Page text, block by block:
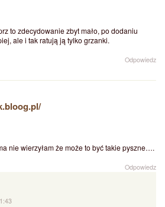
to zdecydowanie zbyt mało, po dodaniu
ale i tak ratują ją tylko grzanki.
Odpowiedz
nie wierzyłam że może to być takie pyszne….
Odpowiedz